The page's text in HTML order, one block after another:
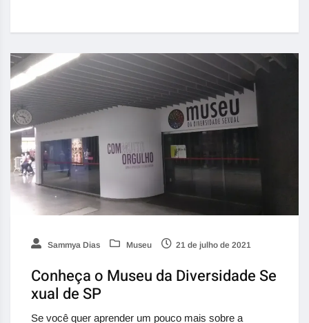
Sammya Dias Museu 21 de julho de 2021
Conheça o Museu da Diversidade Se
xual de SP
Se você quer aprender um pouco mais sobre a